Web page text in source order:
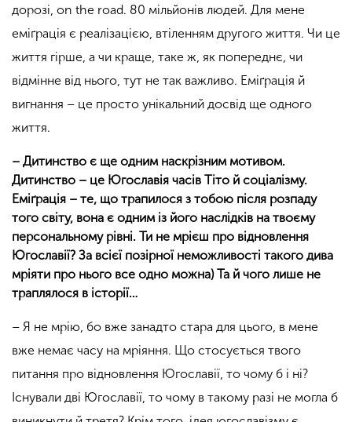
дорозі, on the road. 80 мільйонів людей. Для мене
еміґрація є реалізацією, втіленням другого життя. Чи це
життя гірше, а чи краще, таке ж, як попереднє, чи
відмінне від нього, тут не так важливо. Еміґрація й
вигнання – це просто унікальний досвід ще одного
життя.
– Дитинство є ще одним наскрізним мотивом.
Дитинство – це Югославія часів Тіто й соціалізму.
Еміґрація – те, що трапилося з тобою після розпаду
того світу, вона є одним із його наслідків на твоєму
персональному рівні. Ти не мрієш про відновлення
Югославії? За всієї позірної неможливості такого дива
мріяти про нього все одно можна) Та й чого лише не
траплялося в історії…
– Я не мрію, бо вже занадто стара для цього, в мене
вже немає часу на мріяння. Що стосується твого
питання про відновлення Югославії, то чому б і ні?
Існували дві Югославії, то чому в такому разі не могла б